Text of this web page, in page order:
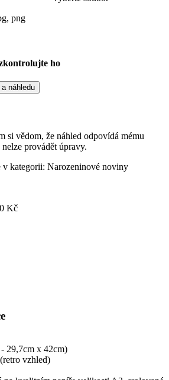
png
ho
náhledu
si vědom, že náhled odpovídá mému
provádět úpravy.
kategorii: Narozeninové noviny
Kč
29,7cm x 42cm)
vzhled)